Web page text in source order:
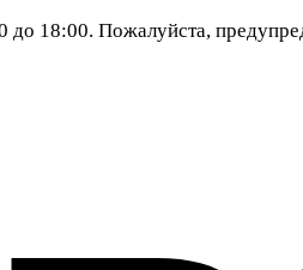
18:00. Пожалуйста,